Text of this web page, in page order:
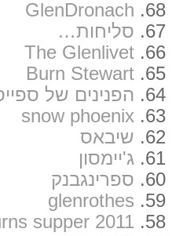
68.
GlenDronach
67. סליחות…
66.
The Glenlivet
65.
Burn Stewart
64. הפנינים של
63.
snow phoenix
62. שיבאס
61. ג'יימסון
60. ספרינגבנק
59.
glenrothes
58.
supper 2011